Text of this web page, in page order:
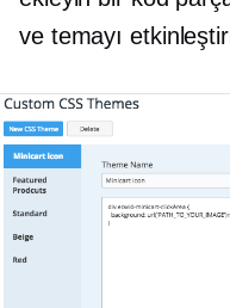
ve temayı